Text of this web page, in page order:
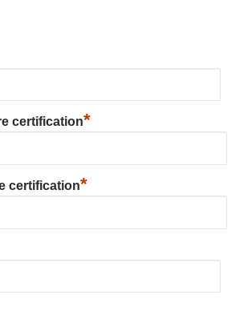
certification*
certification*